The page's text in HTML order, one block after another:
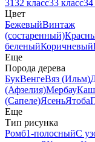
3132 класс33 класс34
Цвет
БежевыйВинтаж
(состаренный)
беленыйКоричневый
Еще
Порода дерева
БукВенгеВяз (Ильм)
(Афзелия)Мербау
(Сапеле)ЯсеньЯтоба
Еще
Тип рисунка
Ромб1-полосныйС